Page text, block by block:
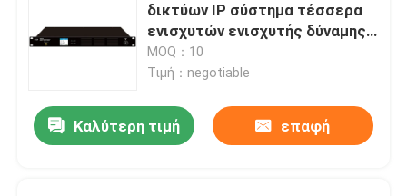
δικτύων IP σύστημα τέσσερα
ενισχυτών ενισχυτής δύναμης
καναλιών
MOQ：10
Τιμή：negotiable
Καλύτερη τιμή επαφή